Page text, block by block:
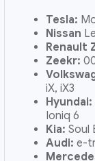
Tesla:
Nissan
Renault
Zeekr:
iX, iX3
Hyundai:
Ioniq 6
Kia: Soul
Audi:e-